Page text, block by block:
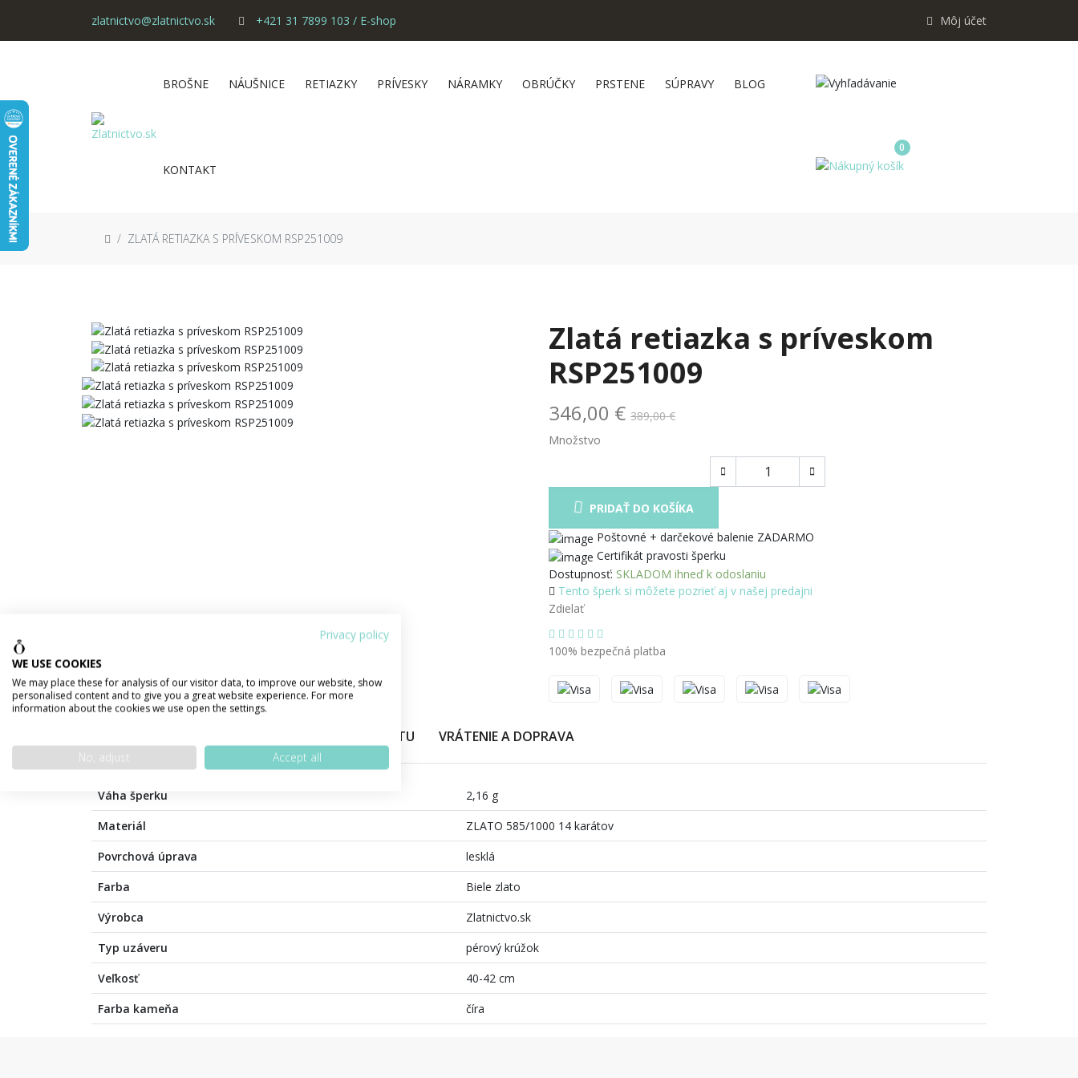
zlatnictvo@zlatnictvo.sk +421 31 7899 103 / E-shop Môj účet
BROŠNE NÁUŠNICE RETIAZKY PRÍVESKY NÁRAMKY OBRÚČKY PRSTENE SÚPRAVY BLOG
KONTAKT
0
ZLATÁ RETIAZKA S PRÍVESKOM RSP251009
Zlatá retiazka s príveskom
RSP251009
346,00 € 389,00 €
Množstvo
PRIDAŤ DO KOŠÍKA
Poštovné + darčekové balenie ZADARMO
Certifikát pravosti šperku
Dostupnosť: SKLADOM ihneď k odoslaniu
Tento šperk si môžete pozrieť aj v našej predajni
Zdielať
100% bezpečná platba
POPIS PRODUKTU VRÁTENIE A DOPRAVA
Váha šperku
2,16 g
Materiál
ZLATO 585/1000 14 karátov
Povrchová úprava
lesklá
Farba
Biele zlato
Výrobca
Zlatnictvo.sk
Typ uzáveru
pérový krúžok
Veľkosť
40-42 cm
Farba kameňa
číra
Privacy policy
WE USE COOKIES
We may place these for analysis of our visitor data, to improve our website, show
personalised content and to give you a great website experience. For more
information about the cookies we use open the settings.
No, adjust Accept all